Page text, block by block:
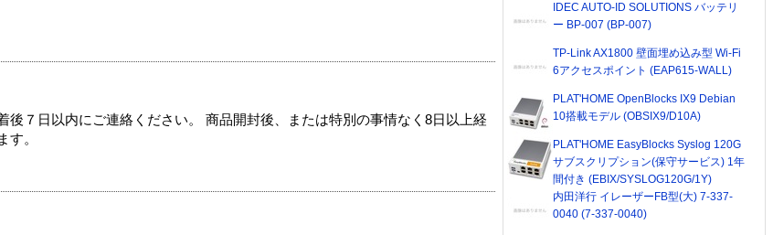
後７日以内にご連絡ください。 商品開封後、または特別の事情なく8日以上経
す。
IDEC AUTO-ID SOLUTIONS バッテリ
ー BP-007 (BP-007)
TP-Link AX1800 壁面埋め込み型 Wi-Fi
6アクセスポイント (EAP615-WALL)
PLAT'HOME OpenBlocks IX9 Debian
10搭載モデル (OBSIX9/D10A)
PLAT'HOME EasyBlocks Syslog 120G
サブスクリプション(保守サービス) 1年
間付き (EBIX/SYSLOG120G/1Y)
内田洋行 イレーザーFB型(大) 7-337-
0040 (7-337-0040)